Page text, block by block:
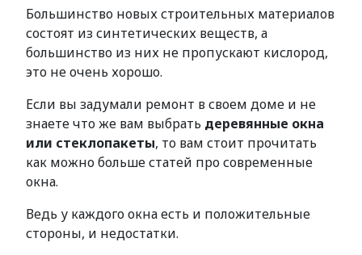
Большинство новых строительных материалов
состоят из синтетических веществ, а
большинство из них не пропускают кислород,
это не очень хорошо.
Если вы задумали ремонт в своем доме и не
знаете что же вам выбрать деревянные окна
или стеклопакеты, то вам стоит прочитать
как можно больше статей про современные
окна.
Ведь у каждого окна есть и положительные
стороны, и недостатки.